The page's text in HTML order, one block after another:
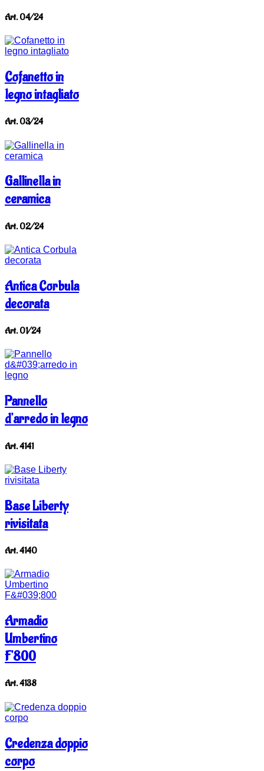
Art. 04/24
Cofanetto in
legno intagliato
Art. 03/24
Gallinella in
ceramica
Art. 02/24
Antica Corbula
decorata
Art. 01/24
Pannello
d'arredo in legno
Art. 4141
Base Liberty
rivisitata
Art. 4140
Armadio
Umbertino
F'800
Art. 4138
Credenza doppio
corpo